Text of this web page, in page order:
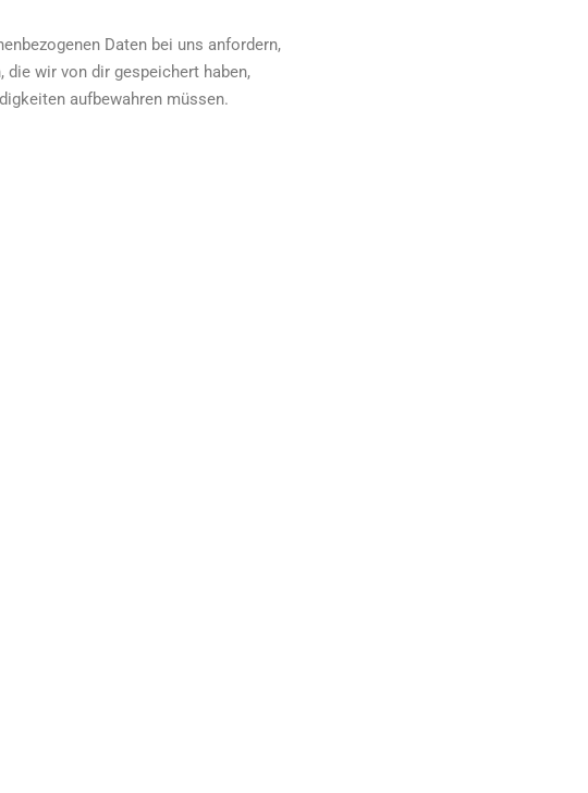
Daten bei uns anfordern,
wir von dir gespeichert haben,
aufbewahren müssen.